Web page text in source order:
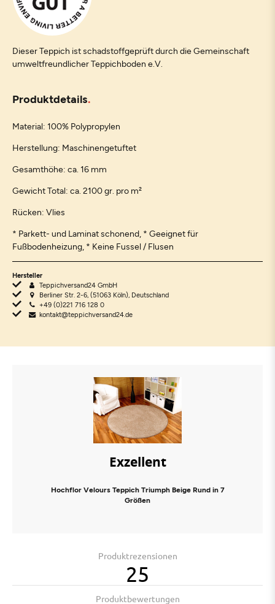
Dieser Teppich ist schadstoffgeprüft durch die Gemeinschaft
umweltfreundlicher Teppichboden e.V.
Produktdetails
Material: 100% Polypropylen
Herstellung: Maschinengetuftet
Gesamthöhe: ca. 16 mm
Gewicht Total: ca. 2100 gr. pro m²
Rücken: Vlies
* Parkett- und Laminat schonend, * Geeignet für
Fußbodenheizung, * Keine Fussel / Flusen
Hersteller
Teppichversand24 GmbH
Berliner Str. 2-6, (51063 Köln), Deutschland
+49 (0)221 716 128 0
kontakt@teppichversand24.de
Exzellent
Hochflor Velours Teppich Triumph Beige Rund in 7
Größen
Produktrezensionen
25
Produktbewertungen